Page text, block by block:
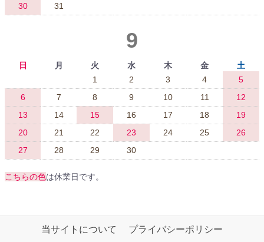
30
31
9
日 月 火 水 木 金
土
1
2 3 4
5
6
7 8 9 10 11
12
13
14 15 16 17 18
19
20
21 22 23 24 25
26
27
28 29 30
こちらの色は休業日です。
当サイトについて
プライバシーポリシー